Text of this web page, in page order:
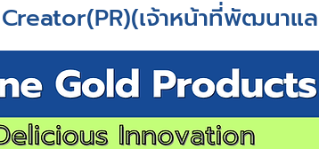
เจ้าหน้าที่พัฒนาแ